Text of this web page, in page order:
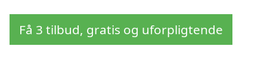
Få 3 tilbud, gratis og uforpligtende